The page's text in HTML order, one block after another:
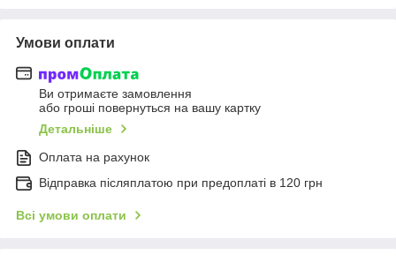
Умови оплати
Ви отримаєте замовлення
або гроші повернуться на вашу картку
Детальніше
Оплата на рахунок
Відправка післяплатою при предоплаті в 120 грн
Всі умови оплати